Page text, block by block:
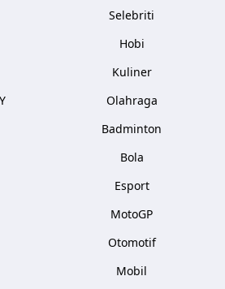
Selebriti
Hobi
Kuliner
Olahraga
Badminton
Bola
Esport
MotoGP
Otomotif
Mobil